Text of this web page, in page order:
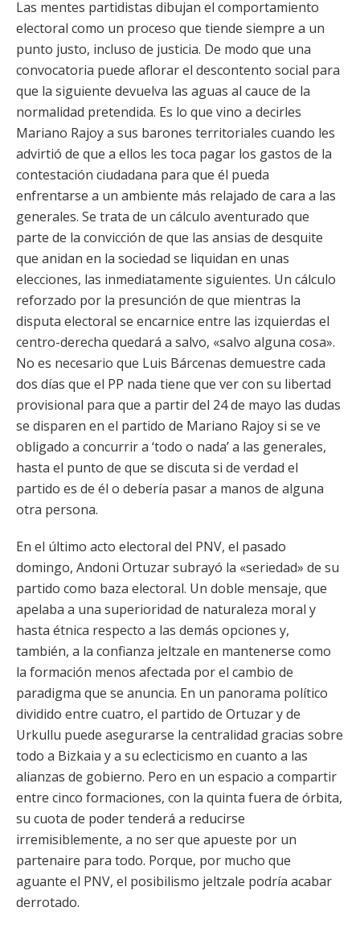
Las mentes partidistas dibujan el comportamiento
electoral como un proceso que tiende siempre a un
punto justo, incluso de justicia. De modo que una
convocatoria puede aflorar el descontento social para
que la siguiente devuelva las aguas al cauce de la
normalidad pretendida. Es lo que vino a decirles
Mariano Rajoy a sus barones territoriales cuando les
advirtió de que a ellos les toca pagar los gastos de la
contestación ciudadana para que él pueda
enfrentarse a un ambiente más relajado de cara a las
generales. Se trata de un cálculo aventurado que
parte de la convicción de que las ansias de desquite
que anidan en la sociedad se liquidan en unas
elecciones, las inmediatamente siguientes. Un cálculo
reforzado por la presunción de que mientras la
disputa electoral se encarnice entre las izquierdas el
centro-derecha quedará a salvo, «salvo alguna cosa».
No es necesario que Luis Bárcenas demuestre cada
dos días que el PP nada tiene que ver con su libertad
provisional para que a partir del 24 de mayo las dudas
se disparen en el partido de Mariano Rajoy si se ve
obligado a concurrir a ‘todo o nada’ a las generales,
hasta el punto de que se discuta si de verdad el
partido es de él o debería pasar a manos de alguna
otra persona.
En el último acto electoral del PNV, el pasado
domingo, Andoni Ortuzar subrayó la «seriedad» de su
partido como baza electoral. Un doble mensaje, que
apelaba a una superioridad de naturaleza moral y
hasta étnica respecto a las demás opciones y,
también, a la confianza jeltzale en mantenerse como
la formación menos afectada por el cambio de
paradigma que se anuncia. En un panorama político
dividido entre cuatro, el partido de Ortuzar y de
Urkullu puede asegurarse la centralidad gracias sobre
todo a Bizkaia y a su eclecticismo en cuanto a las
alianzas de gobierno. Pero en un espacio a compartir
entre cinco formaciones, con la quinta fuera de órbita,
su cuota de poder tenderá a reducirse
irremisiblemente, a no ser que apueste por un
partenaire para todo. Porque, por mucho que
aguante el PNV, el posibilismo jeltzale podría acabar
derrotado.